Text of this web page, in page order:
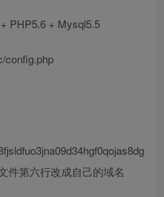
PHP5.6 + Mysql5.5
config.php
件第六行改成自己的域名